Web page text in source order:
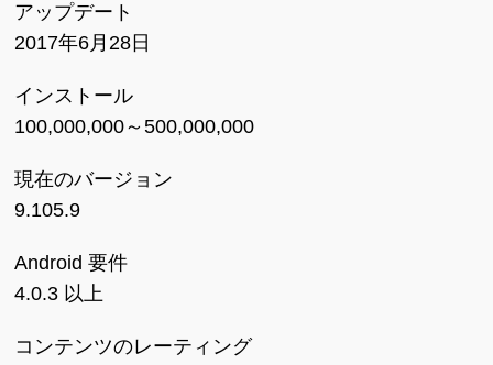
アップデート
2017年6月28日
インストール
100,000,000～500,000,000
現在のバージョン
9.105.9
Android 要件
4.0.3 以上
コンテンツのレーティング